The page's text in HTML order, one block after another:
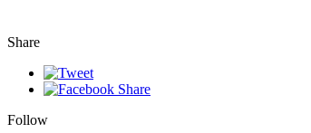
Share
Follow